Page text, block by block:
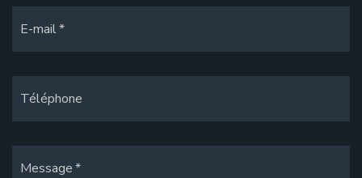
E-mail
Téléphone
Message